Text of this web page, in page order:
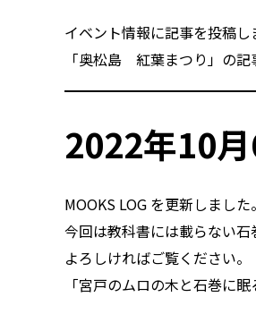
イベント情報に記事を投稿し
「奥松島 紅葉まつり」の記
2022年10
MOOKS LOG を更新しました。
今回は教科書には載らない石
よろしければご覧ください。
「宮戸のムロの木と石巻に